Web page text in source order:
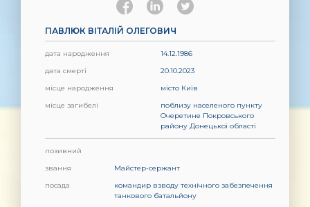
ПАВЛЮК ВІТАЛІЙ ОЛЕГОВИЧ
дата народження
14.12.1986
дата смерті
20.10.2023
місце народження
місто Київ
місце загибелі
поблизу населеного пункту
Очеретине Покровського
району Донецької області
позивний
звання
Майстер-сержант
посада
командир взводу технічного забезпечення
танкового батальйону